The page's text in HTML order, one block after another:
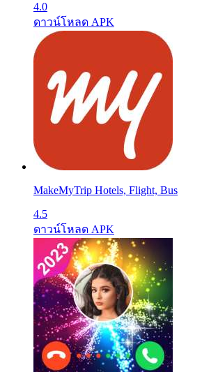
4.0
ดาวน์โหลด APK
MakeMyTrip Hotels, Flight, Bus
4.5
ดาวน์โหลด APK